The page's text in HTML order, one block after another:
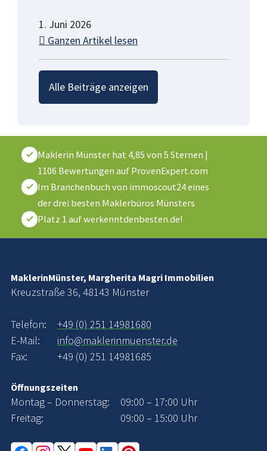
1. Juni 2026
Ganzen Artikel lesen
Alle Beiträge anzeigen
Maklerin Münster hat 4,85 von 5 Sternen |
1106 Bewertungen auf ProvenExpert.com
Im Branchenbuch von immoscout24 eines
der drei besten Maklerbüros Münsters
Platz 1 auf werkenntdenbesten.de!
MaklerinMünster, Margherita Magri Immobilien
Kreuzstraße 36, 48143 Münster
Telefon:
+49 (0) 251 14981680
E-Mail:
info@maklerinmuenster.de
Fax:
+49 (0) 251 14981685
Öffnungszeiten
Montag – Donnerstag:
09:00 – 17:00 Uhr
Freitag:
09:00 – 15:00 Uhr